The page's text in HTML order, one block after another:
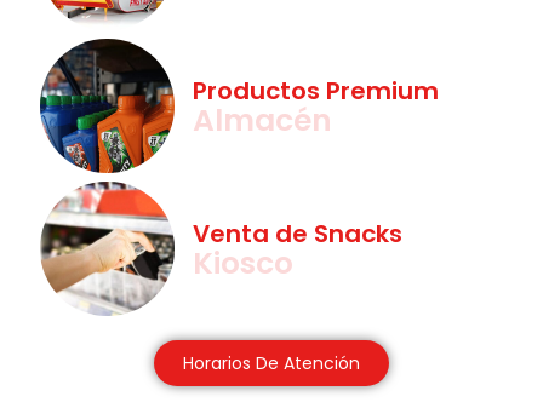
Productos Premium
Almacén
Venta de Snacks
Kiosco
Horarios De Atención